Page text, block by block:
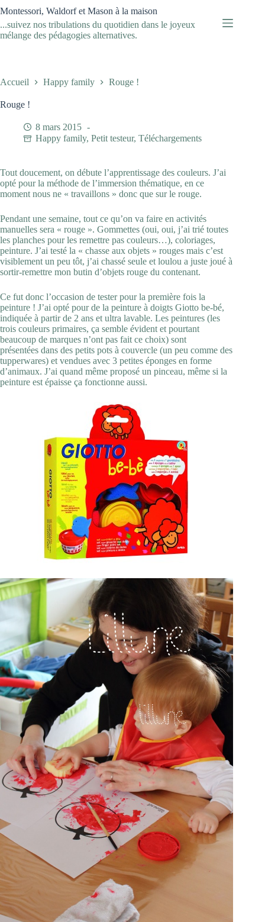
au
contenu
Montessori, Waldorf et Mason à la maison
...suivez nos tribulations du quotidien dans le joyeux
mélange des pédagogies alternatives.
Accueil Happy family Rouge !
Rouge !
8 mars 2015
Happy family, Petit testeur, Téléchargements
Tout doucement, on débute l’apprentissage des couleurs. J’ai
opté pour la méthode de l’immersion thématique, en ce
moment nous ne « travaillons » donc que sur le rouge.
Pendant une semaine, tout ce qu’on va faire en activités
manuelles sera « rouge ». Gommettes (oui, oui, j’ai trié toutes
les planches pour les remettre pas couleurs…), coloriages,
peinture. J’ai testé la « chasse aux objets » rouges mais c’est
visiblement un peu tôt, j’ai chassé seule et loulou a juste joué à
sortir-remettre mon butin d’objets rouge du contenant.
Ce fut donc l’occasion de tester pour la première fois la
peinture ! J’ai opté pour de la peinture à doigts Giotto be-bé,
indiquée à partir de 2 ans et ultra lavable. Les peintures (les
trois couleurs primaires, ça semble évident et pourtant
beaucoup de marques n’ont pas fait ce choix) sont
présentées dans des petits pots à couvercle (un peu comme des
tupperwares) et vendues avec 3 petites éponges en forme
d’animaux. J’ai quand même proposé un pinceau, même si la
peinture est épaisse ça fonctionne aussi.